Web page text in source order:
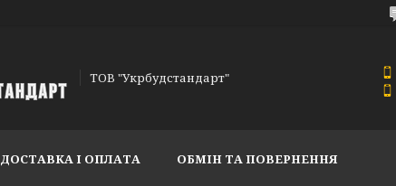
ТОВ "Укрбудстандарт"
ДОСТАВКА І ОПЛАТА ОБМІН ТА ПОВЕРНЕННЯ